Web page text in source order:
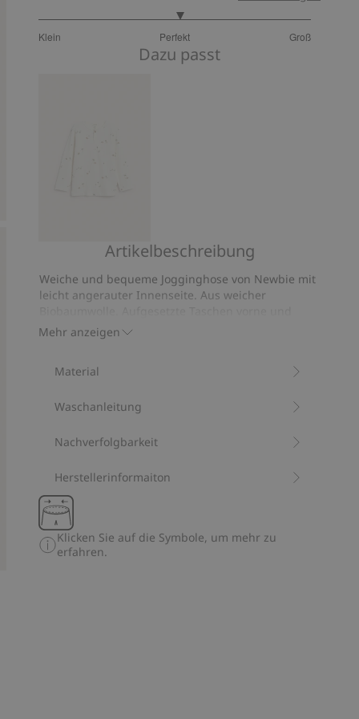
Klein Perfekt Groß
von
Dazu passt
Langärmeliges
Shirt
Waffelmuster
Artikelbeschreibung
Mehr anzeigen
Weiche und bequeme Jogginghose von Newbie mit
leicht angerauter Innenseite. Aus weicher
Ziergesäßtasche aus Rippmaterial. Dekorative
Knöpfe vorne und elastische Beinabschlüsse.
Artikelnummer
Material
Waschanleitung
Nachverfolgbarkeit
Herstellerinformaiton
Klicken Sie auf die Symbole, um mehr zu
erfahren.